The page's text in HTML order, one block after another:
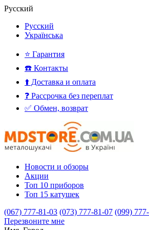
Русский
Русский
Українська
⭐ Гарантия
☎️ Контакты
⬆️ Доставка и оплата
❓ Рассрочка без переплат
✅ Обмен, возврат
Новости и обзоры
Акции
Топ 10 приборов
Топ 15 катушек
(067) 777-81-03 (073) 777-81-07 (099)
Перезвоните мне